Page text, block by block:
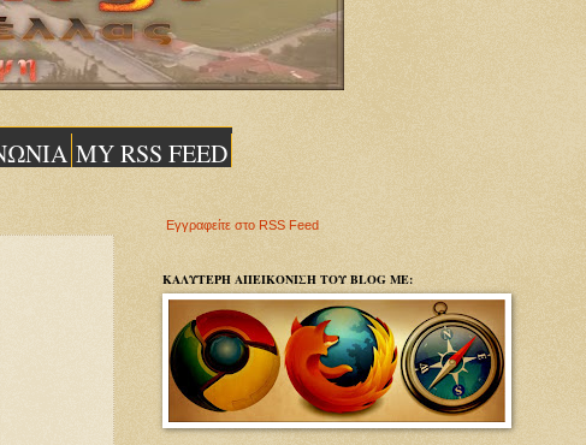
MY RSS FEED
Εγγραφείτε στο RSS Feed
ΚΑΛΥΤΕΡΗ ΑΠΕΙΚΟΝΙΣΗ ΤΟΥ BLOG ΜΕ: